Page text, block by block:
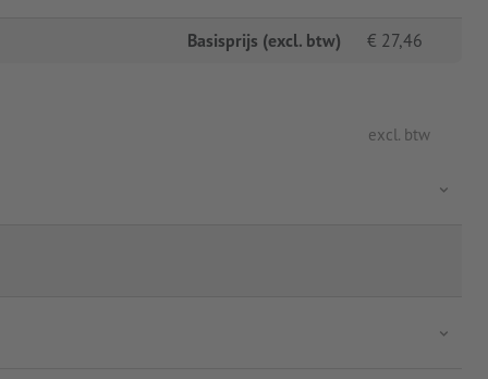
Basisprijs (excl. btw) € 27,46
excl. btw